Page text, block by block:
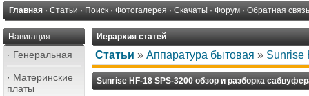
Главная · Статьи · Поиск · Фотогалерея · Скачать! · Форум · Обратная связь
Навигация
· Генеральная
· Материнские
платы
Иерархия статей
Статьи » Аппаратура бытовая » Sunrise
Sunrise HF-18 SPS-3200 обзор и разборка